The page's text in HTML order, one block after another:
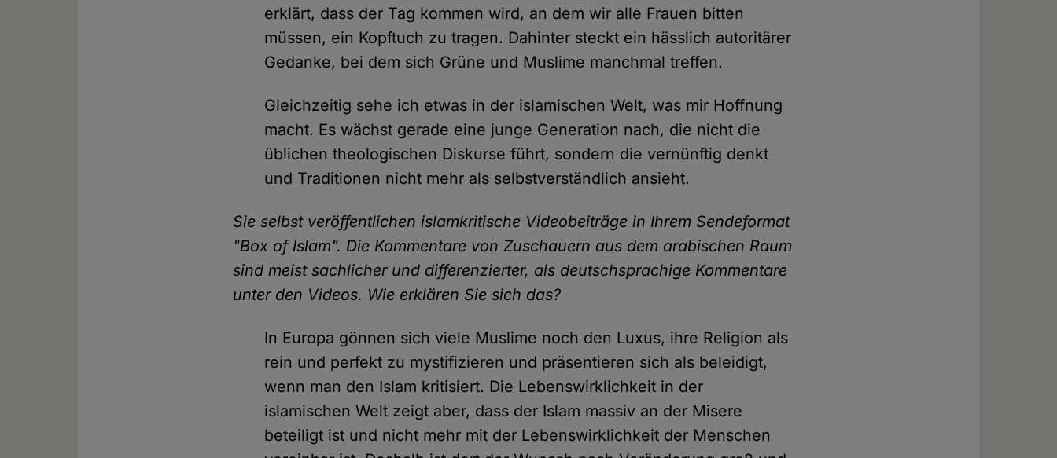
erklärt, dass der Tag kommen wird, an dem wir alle Frauen bitten
müssen, ein Kopftuch zu tragen. Dahinter steckt ein hässlich autoritärer
Gedanke, bei dem sich Grüne und Muslime manchmal treffen.
Gleichzeitig sehe ich etwas in der islamischen Welt, was mir Hoffnung
macht. Es wächst gerade eine junge Generation nach, die nicht die
üblichen theologischen Diskurse führt, sondern die vernünftig denkt
und Traditionen nicht mehr als selbstverständlich ansieht.
Sie selbst veröffentlichen islamkritische Videobeiträge in Ihrem Sendeformat
"Box of Islam". Die Kommentare von Zuschauern aus dem arabischen Raum
sind meist sachlicher und differenzierter, als deutschsprachige Kommentare
unter den Videos. Wie erklären Sie sich das?
In Europa gönnen sich viele Muslime noch den Luxus, ihre Religion als
rein und perfekt zu mystifizieren und präsentieren sich als beleidigt,
wenn man den Islam kritisiert. Die Lebenswirklichkeit in der
islamischen Welt zeigt aber, dass der Islam massiv an der Misere
beteiligt ist und nicht mehr mit der Lebenswirklichkeit der Menschen